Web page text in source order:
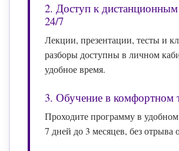
2. Доступ к
24/7
Лекции, презентации, тесты и
разборы доступны в личном
удобное время.
3. Обучение в комфортном
Проходите программу в
7 дней до 3 месяцев, без отрыва